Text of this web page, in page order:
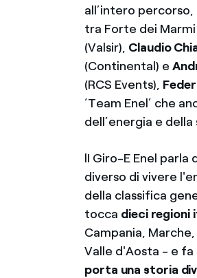
all’intero percorso,
tra Forte dei
(Valsir), Claudio
(Continental) e
(RCS Events),
‘Team Enel’ che
dell’energia e
lI Giro-E Enel
diverso di vivere
della classifica
tocca dieci regioni
Campania,
Valle d'Aosta - e fa
porta una storia